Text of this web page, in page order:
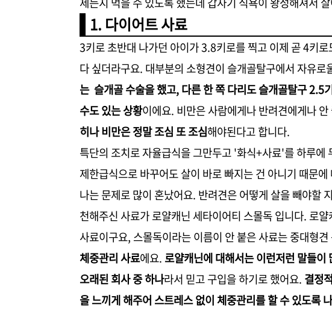
1. 다이어트 사료
3키로 초반대 나가던 아이가 3.8키로를 찍고 이제 곧 4키
다 싶더라구요. 대부분의 소형견이 슬개골탈구에서 자유로
는 슬개골 수술을 했고, 다른 한 쪽 다리도 슬개골탈구 2.5
수도 있는 상황이에요. 비만은 사람에게나 반려견에게나 안
히나 비만은 정말 조심 또 조심해야된다고 합니다.
특단의 조치로 자율급식을 그만두고 '화식+사료'를 하루에
제한급식으로 바꾸어도 살이 바로 빠지는 건 아니기 때문
나는 문제로 많이 혼났어요. 반려견은 어떻게 살을 빼야할
천해주신 사료가 로얄캐닌 세타이어티 스몰독 입니다. 로
사료이구요, 스몰독이라는 이름이 안 붙은 사료는 중대형견
체중관리 사료에요. 로얄캐닌에 대해서는 이런저런 말들
오래된 회사 중 하나라서 믿고 구입을 하기로 했어요. 결정
을 느끼게 해주어 스트레스 없이 체중관리를 할 수 있도록